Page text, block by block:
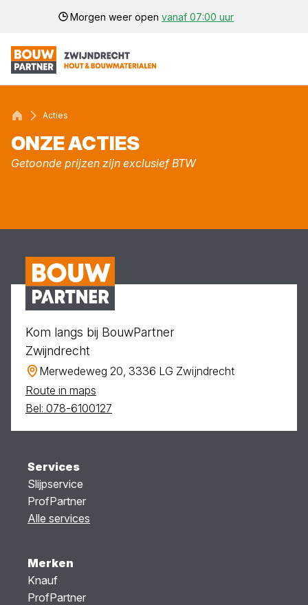
Morgen weer open vanaf 07:00 uur
Acties
ONZE ACTIES
Getoonde prijzen zijn exclusief BTW
Kom langs bij BouwPartner
Zwijndrecht
Merwedeweg 20, 3336 LG Zwijndrecht
Route in maps
Bel: 078-6100127
Services
Slijpservice
ProfPartner
Alle services
Merken
Knauf
ProfPartner